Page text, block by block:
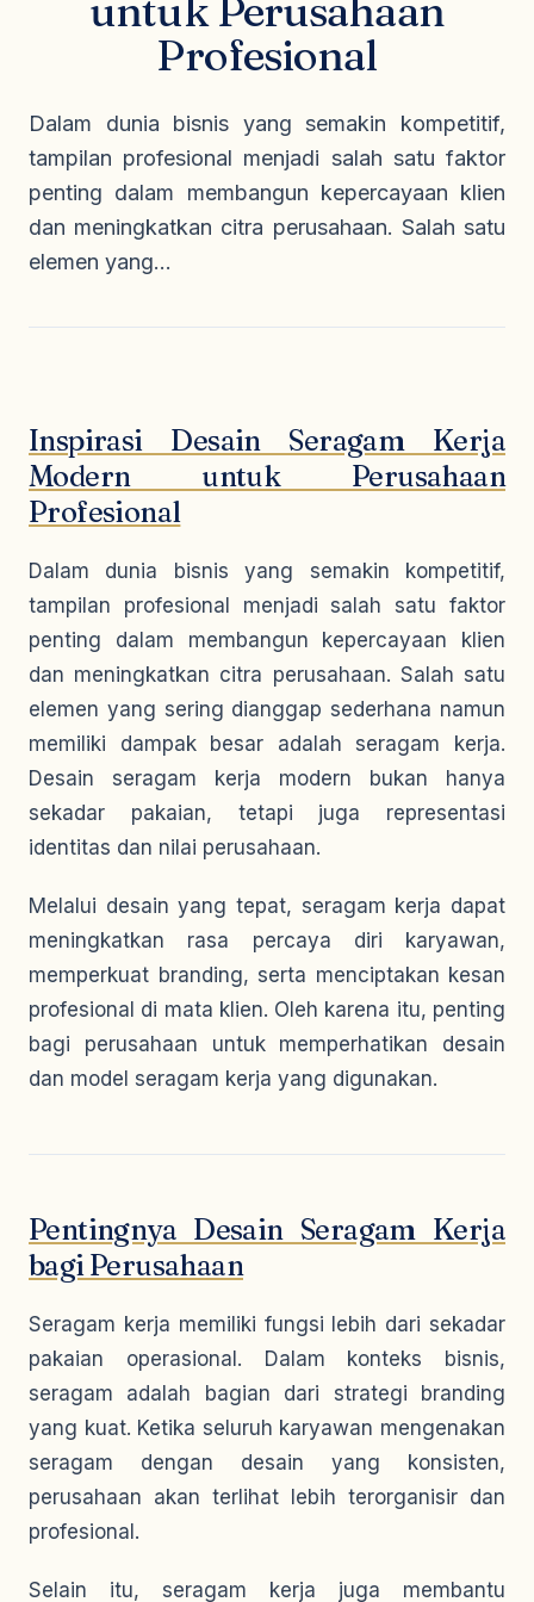
Seragam Medis
Kaos Safety
Olahragauntuk Perusahaan
Profesional
Dalam dunia bisnis yang semakin kompetitif,
tampilan profesional menjadi salah satu faktor
penting dalam membangun kepercayaan klien
dan meningkatkan citra perusahaan. Salah satu
elemen yang...
Inspirasi Desain Seragam Kerja
Modern untuk Perusahaan
Profesional
Dalam dunia bisnis yang semakin kompetitif,
tampilan profesional menjadi salah satu faktor
penting dalam membangun kepercayaan klien
dan meningkatkan citra perusahaan. Salah satu
elemen yang sering dianggap sederhana namun
memiliki dampak besar adalah seragam kerja.
Desain seragam kerja modern bukan hanya
sekadar pakaian, tetapi juga representasi
identitas dan nilai perusahaan.
Melalui desain yang tepat, seragam kerja dapat
meningkatkan rasa percaya diri karyawan,
memperkuat branding, serta menciptakan kesan
profesional di mata klien. Oleh karena itu, penting
bagi perusahaan untuk memperhatikan desain
dan model seragam kerja yang digunakan.
Pentingnya Desain Seragam Kerja
bagi Perusahaan
Seragam kerja memiliki fungsi lebih dari sekadar
pakaian operasional. Dalam konteks bisnis,
seragam adalah bagian dari strategi branding
yang kuat. Ketika seluruh karyawan mengenakan
seragam dengan desain yang konsisten,
perusahaan akan terlihat lebih terorganisir dan
profesional.
Selain itu, seragam kerja juga membantu